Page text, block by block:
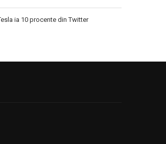
ia 10 procente din Twitter